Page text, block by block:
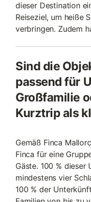
dieser Destination
Reiseziel, um heiße
verbringen. Zudem
Sind die
passend für
Großfamilie
Kurztrip als
Gemäß Finca
Finca für eine
Gäste. 100 %
mindestens vier
100 % der